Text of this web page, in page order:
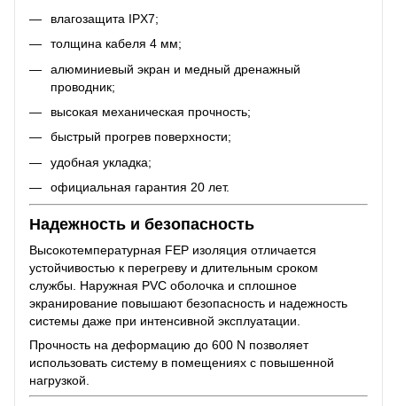
влагозащита IPX7;
толщина кабеля 4 мм;
алюминиевый экран и медный дренажный
проводник;
высокая механическая прочность;
быстрый прогрев поверхности;
удобная укладка;
официальная гарантия 20 лет.
Надежность и безопасность
Высокотемпературная FEP изоляция отличается
устойчивостью к перегреву и длительным сроком
службы. Наружная PVC оболочка и сплошное
экранирование повышают безопасность и надежность
системы даже при интенсивной эксплуатации.
Прочность на деформацию до 600 N позволяет
использовать систему в помещениях с повышенной
нагрузкой.